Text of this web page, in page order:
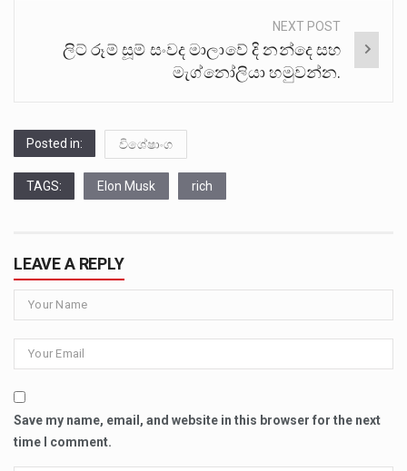
NEXT POST
ලිට් රූම් සූම් සංවද මාලාවේ දි නන්දෙ සහ
මැග්නෝලියා හමුවන්න.
Posted in: විශේෂාංග
TAGS: Elon Musk rich
LEAVE A REPLY
Save my name, email, and website in this browser for the next
time I comment.